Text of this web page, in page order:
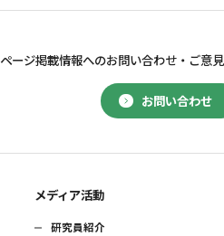
お問い合わせ
ージ掲載情報へのお問い合わせ・ ご意
メディア活動
研究員紹介